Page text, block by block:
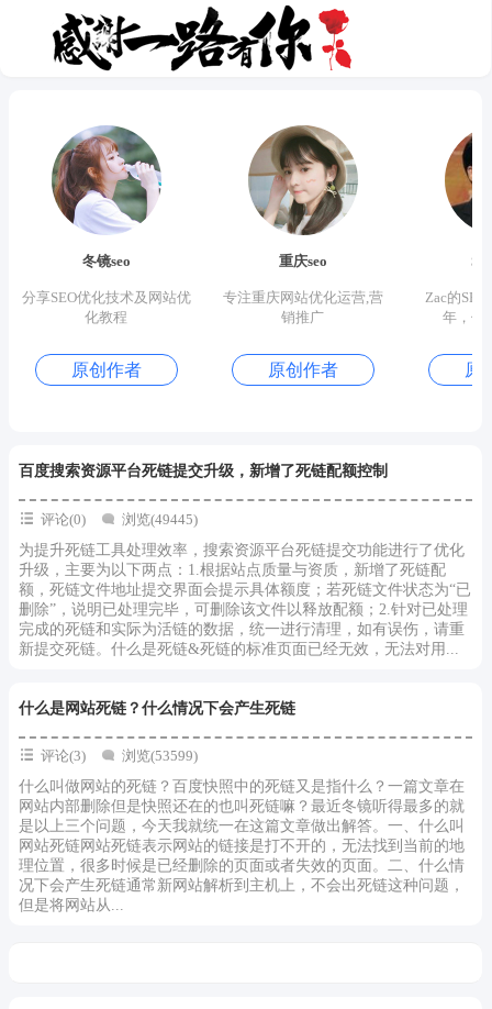
冬镜seo
分享SEO优化技术及网站优
化教程
原创作者
重庆seo
专注重庆网站优化运营,营
销推广
原创作者
Zac的
年，优
原
百度搜索资源平台死链提交升级，新增了死链配额控制
评论(0)
浏览(49445)
为提升死链工具处理效率，搜索资源平台死链提交功能进行了优化
升级，主要为以下两点：1.根据站点质量与资质，新增了死链配
额，死链文件地址提交界面会提示具体额度；若死链文件状态为“已
删除”，说明已处理完毕，可删除该文件以释放配额；2.针对已处理
完成的死链和实际为活链的数据，统一进行清理，如有误伤，请重
新提交死链。什么是死链&死链的标准页面已经无效，无法对用...
什么是网站死链？什么情况下会产生死链
评论(3)
浏览(53599)
什么叫做网站的死链？百度快照中的死链又是指什么？一篇文章在
网站内部删除但是快照还在的也叫死链嘛？最近冬镜听得最多的就
是以上三个问题，今天我就统一在这篇文章做出解答。一、什么叫
网站死链网站死链表示网站的链接是打不开的，无法找到当前的地
理位置，很多时候是已经删除的页面或者失效的页面。二、什么情
况下会产生死链通常新网站解析到主机上，不会出死链这种问题，
但是将网站从...